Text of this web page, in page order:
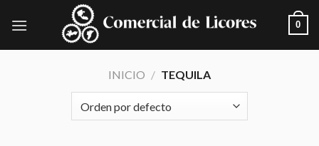
0
INICIO / TEQUILA